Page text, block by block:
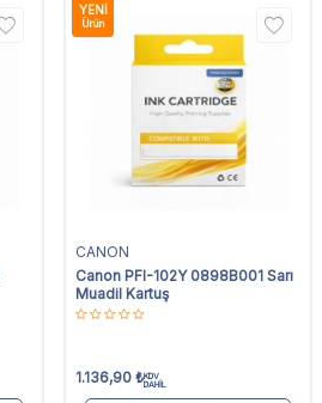
YENI
Ürün
CANON
Canon PFI-102Y 0898B001 Sarı
Muadil Kartuş
1.136,90 ₺KDV
DAHİL